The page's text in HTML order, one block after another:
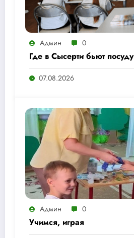
Админ 0
Где в Сысерти бьют посуду
07.08.2026
Админ 0
Учимся, играя